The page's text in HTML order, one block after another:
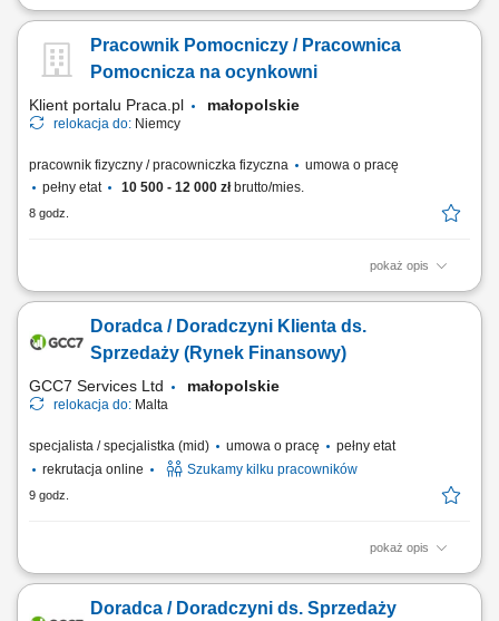
Opis stanowiska Kompleksowa obsługa obszaru BHP na projektach
bezpieczeństwa pracy na budowach; Przeprowadzanie kontroli oraz
audytów BHP i raportowanie wyników; Prowadzenie dokumentacji
Pracownik Pomocniczy / Pracownica
Pomocnicza na ocynkowni
Klient portalu Praca.pl małopolskie
relokacja do: Niemcy
pracownik fizyczny / pracowniczka fizyczna
umowa o pracę
pełny etat
10 500 - 12 000 złbrutto/mies.
8 godz.
pokaż opis
Zawieszanie oraz ściąganie różnorodnych elementów metalowych przy
w tym szlifowania oraz polerowania powierzchni. Realizacja innych
bieżących zadań pomocniczych na terenie zakładu w zależności od
Doradca / Doradczyni Klienta ds.
Sprzedaży (Rynek Finansowy)
GCC7 Services Ltd małopolskie
relokacja do: Malta
specjalista / specjalistka (mid) umowa o pracę
pełny etat
rekrutacja online
Szukamy kilku pracowników
9 godz.
pokaż opis
Zakres obowiązków: Telefoniczny kontakt z klientami zainteresowanymi
edukacji finansowej. Budowanie długofalowych relacji z klientami oraz
Doradca / Doradczyni ds. Sprzedaży